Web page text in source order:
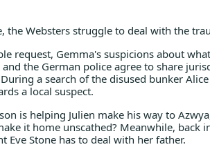
Websters struggle to deal with the
request, Gemma's suspicions about
the German police agree to share
a search of the disused bunker
a local suspect.
is helping Julien make his way to
it home unscathed? Meanwhile, back
Eve Stone has to deal with her father.